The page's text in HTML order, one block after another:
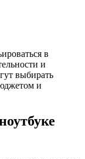
в
и
выбирать
и